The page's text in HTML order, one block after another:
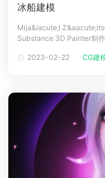
冰船建模
Mija&iacute;l
Substance 3D Painter制
作教程！冰船项目今天，我
2023-02-22 CG建